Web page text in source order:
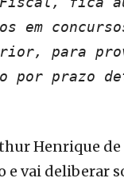
em
para
por prazo
Henrique de
vai deliberar